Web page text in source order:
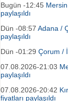
Bugün -12:45
paylaşıldı
Dün -08:57 Adana /
paylaşıldı
Dün -01:29 Çorum /
07.08.2026-21:03
paylaşıldı
07.08.2026-20:42
fiyatları paylaşıldı